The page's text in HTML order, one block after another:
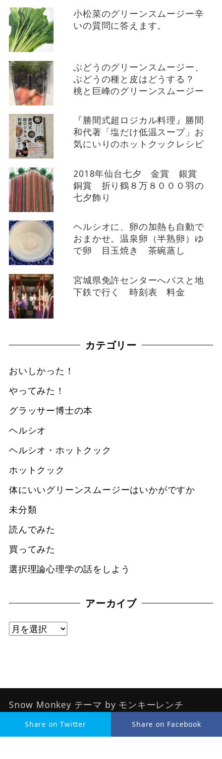
小松菜のグリーンスムージー辛
いの質問に答えます。
ぶどうのグリーンスムージー、
ぶどうの種と皮はどうする？
桃と巨峰のグリーンスムージー
『勝間式超ロジカル料理』勝間
和代著「塩だけ低温スープ」お
気にいりのホットクックレシピ
2018年仙台七夕 金賞 銀賞
銅賞 折り鶴８万８０００羽の
七夕飾り
ヘルシオに、卵の加熱も自動で
おまかせ。温泉卵（半熟卵）ゆ
で卵 目玉焼き 茶碗蒸し
宮城県免許センターへバスと地
下鉄で行く 時刻表 料金
カテゴリー
おいしかった！
やってみた！
グラッサー博士の本
ヘルシオ
ヘルシオ・ホットクック
ホットクック
体にいいグリーンスムージーはいかがですか
未分類
読んでみた
買ってみた
選択理論心理学の話をしよう
アーカイブ
ア
ブ
Snow Monkey テーマ by モンキーレンチ
Powered byWordPress
Share on Twitter Share on Facebook